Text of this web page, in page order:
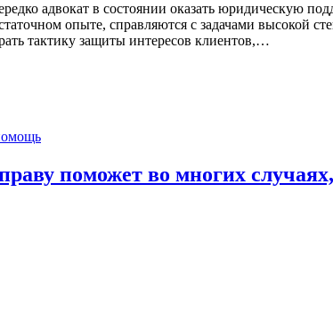
адвокат в состоянии оказать юридическую
опыте, справляются с задачами высокой
тактику защиты интересов клиентов,…
поможет во многих